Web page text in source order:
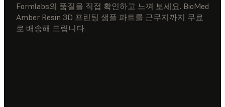
Formlabs의 품질을 직접 확인하고 느껴 보세요. BioMed
Amber Resin 3D 프린팅 샘플 파트를 근무지까지 무료
로 배송해 드립니다.